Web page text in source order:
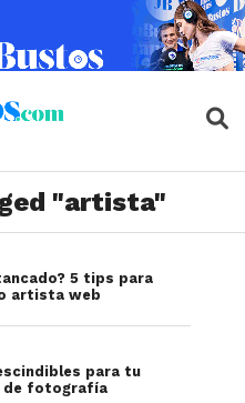
"artista"
5 tips para
artista web
para tu
de fotografía